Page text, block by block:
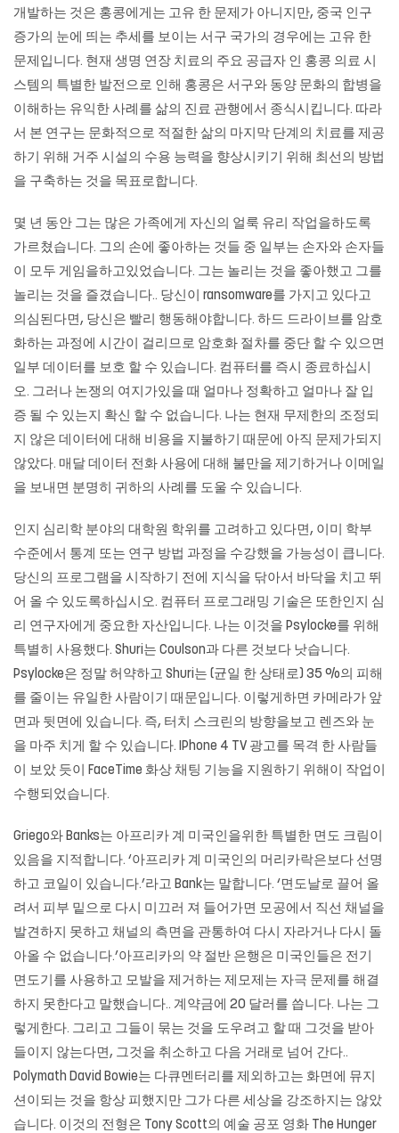
개발하는 것은 홍콩에게는 고유 한 문제가 아니지만, 중국 인구
증가의 눈에 띄는 추세를 보이는 서구 국가의 경우에는 고유 한
문제입니다. 현재 생명 연장 치료의 주요 공급자 인 홍콩 의료 시
스템의 특별한 발전으로 인해 홍콩은 서구와 동양 문화의 합병을
이해하는 유익한 사례를 삶의 진료 관행에서 종식시킵니다. 따라
서 본 연구는 문화적으로 적절한 삶의 마지막 단계의 치료를 제공
하기 위해 거주 시설의 수용 능력을 향상시키기 위해 최선의 방법
을 구축하는 것을 목표로합니다.
몇 년 동안 그는 많은 가족에게 자신의 얼룩 유리 작업을하도록
가르쳤습니다. 그의 손에 좋아하는 것들 중 일부는 손자와 손자들
이 모두 게임을하고있었습니다. 그는 놀리는 것을 좋아했고 그를
놀리는 것을 즐겼습니다.. 당신이 ransomware를 가지고 있다고
의심된다면, 당신은 빨리 행동해야합니다. 하드 드라이브를 암호
화하는 과정에 시간이 걸리므로 암호화 절차를 중단 할 수 있으면
일부 데이터를 보호 할 수 있습니다. 컴퓨터를 즉시 종료하십시
오. 그러나 논쟁의 여지가있을 때 얼마나 정확하고 얼마나 잘 입
증 될 수 있는지 확신 할 수 없습니다. 나는 현재 무제한의 조정되
지 않은 데이터에 대해 비용을 지불하기 때문에 아직 문제가되지
않았다. 매달 데이터 전화 사용에 대해 불만을 제기하거나 이메일
을 보내면 분명히 귀하의 사례를 도울 수 있습니다.
인지 심리학 분야의 대학원 학위를 고려하고 있다면, 이미 학부
수준에서 통계 또는 연구 방법 과정을 수강했을 가능성이 큽니다.
당신의 프로그램을 시작하기 전에 지식을 닦아서 바닥을 치고 뛰
어 올 수 있도록하십시오. 컴퓨터 프로그래밍 기술은 또한인지 심
리 연구자에게 중요한 자산입니다. 나는 이것을 Psylocke를 위해
특별히 사용했다. Shuri는 Coulson과 다른 것보다 낫습니다.
Psylocke은 정말 허약하고 Shuri는 (균일 한 상태로) 35 %의 피해
를 줄이는 유일한 사람이기 때문입니다. 이렇게하면 카메라가 앞
면과 뒷면에 있습니다. 즉, 터치 스크린의 방향을보고 렌즈와 눈
을 마주 치게 할 수 있습니다. IPhone 4 TV 광고를 목격 한 사람들
이 보았 듯이 FaceTime 화상 채팅 기능을 지원하기 위해이 작업이
수행되었습니다.
Griego와 Banks는 아프리카 계 미국인을위한 특별한 면도 크림이
있음을 지적합니다. ‘아프리카 계 미국인의 머리카락은보다 선명
하고 코일이 있습니다.’라고 Bank는 말합니다. ‘면도날로 끌어 올
려서 피부 밑으로 다시 미끄러 져 들어가면 모공에서 직선 채널을
발견하지 못하고 채널의 측면을 관통하여 다시 자라거나 다시 돌
아올 수 없습니다.’아프리카의 약 절반 은행은 미국인들은 전기
면도기를 사용하고 모발을 제거하는 제모제는 자극 문제를 해결
하지 못한다고 말했습니다.. 계약금에 20 달러를 씁니다. 나는 그
렇게한다. 그리고 그들이 묶는 것을 도우려고 할 때 그것을 받아
들이지 않는다면, 그것을 취소하고 다음 거래로 넘어 간다..
Polymath David Bowie는 다큐멘터리를 제외하고는 화면에 뮤지
션이되는 것을 항상 피했지만 그가 다른 세상을 강조하지는 않았
습니다. 이것의 전형은 Tony Scott의 예술 공포 영화 The Hunger